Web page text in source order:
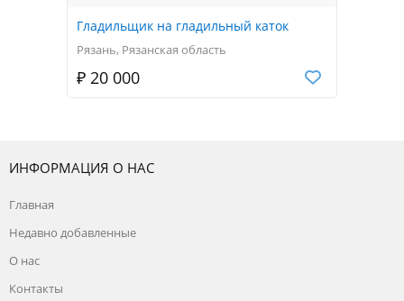
Гладильщик на гладильный каток
Рязань, Рязанская область
₽ 20 000
ИНФОРМАЦИЯ О НАС
Главная
Недавно добавленные
О нас
Контакты